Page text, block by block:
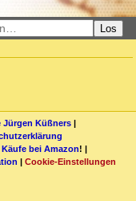
Los
Jürgen Küßners |
Käufe bei Amazon! |
| Cookie-Einstellungen